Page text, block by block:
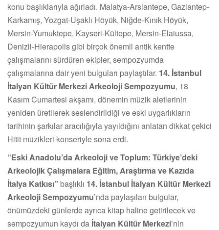
konu başlıklarıyla ağırladı. Malatya-Arslantepe, Gaziantep-
Karkamış, Yozgat-Uşaklı Höyük, Niğde-Kınık Höyük,
Mersin-Yumuktepe, Kayseri-Kültepe, Mersin-Elaiussa,
Denizli-Hierapolis gibi birçok önemli antik kentte
çalışmalarını sürdüren ekipler, sempozyumda
çalışmalarına dair yeni bulguları paylaştılar. 14. İstanbul
İtalyan Kültür Merkezi Arkeoloji Sempozyumu, 18
Kasım Cumartesi akşamı, dönemin müzik aletlerinin
yeniden üretilerek seslendirildiği ve eski uygarlıkların
tarihinin şarkılar aracılığıyla yayıldığını anlatan dikkat çekici
Hitit müzikleri konseriyle sona erdi.
“Eski Anadolu’da Arkeoloji ve Toplum: Türkiye’deki
Arkeolojik Çalışmalara Eğitim, Araştırma ve Kazıda
İtalya Katkısı” başlıklı 14. İstanbul İtalyan Kültür Merkezi
Arkeoloji Sempozyumu’nda paylaşılan bulgular,
önümüzdeki günlerde ayrıca kitap haline getirilecek ve
sempozyumun kaydı da İtalyan Kültür Merkezi’nin